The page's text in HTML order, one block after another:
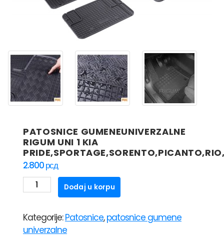
PATOSNICE GUMENEUNIVERZALNE
RIGUM UNI 1 KIA
2.800рсд
PATOSNICE
GUMENEUNIVERZALNE
UNI
1
Dodaj u korpu
Kategorije:Patosnice,patosnice gumene
univerzalne